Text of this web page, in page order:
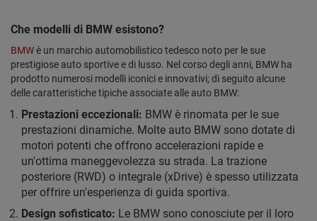
Che modelli di BMW esistono?
BMWè un marchio automobilistico tedesco noto per le sue
prestigiose auto sportive e di lusso. Nel corso degli anni, BMW ha
prodotto numerosi modelli iconici e innovativi; di seguito alcune
delle caratteristiche tipiche associate alle auto BMW:
Prestazioni eccezionali: BMW è rinomata per le sue
prestazioni dinamiche. Molte auto BMW sono dotate di
motori potenti che offrono accelerazioni rapide e
un'ottima maneggevolezza su strada. La trazione
posteriore (RWD) o integrale (xDrive) è spesso utilizzata
per offrire un'esperienza di guida sportiva.
Design sofisticato: Le BMW sono conosciute per il loro